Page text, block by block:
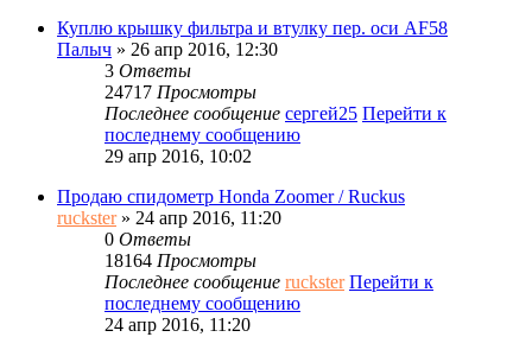
Куплю крышку фильтра и втулку пер. оси AF58
Палыч » 26 апр 2016, 12:30
3 Ответы
24717 Просмотры
Последнее сообщение сергей25 Перейти к
последнему сообщению
29 апр 2016, 10:02
Продаю спидометр Honda Zoomer / Ruckus
ruckster» 24 апр 2016, 11:20
0 Ответы
18164 Просмотры
Последнее сообщение ruckster Перейти к
последнему сообщению
24 апр 2016, 11:20